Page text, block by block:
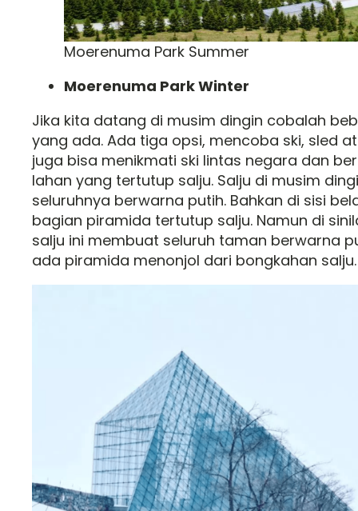
Moerenuma Park Summer
Moerenuma Park Winter
Jika kita datang di musim dingin cobalah
yang ada. Ada tiga opsi, mencoba ski, sled
juga bisa menikmati ski lintas negara dan
lahan yang tertutup salju. Salju di musim
seluruhnya berwarna putih. Bahkan di sisi
bagian piramida tertutup salju. Namun di
salju ini membuat seluruh taman berwarna
ada piramida menonjol dari bongkahan salju.